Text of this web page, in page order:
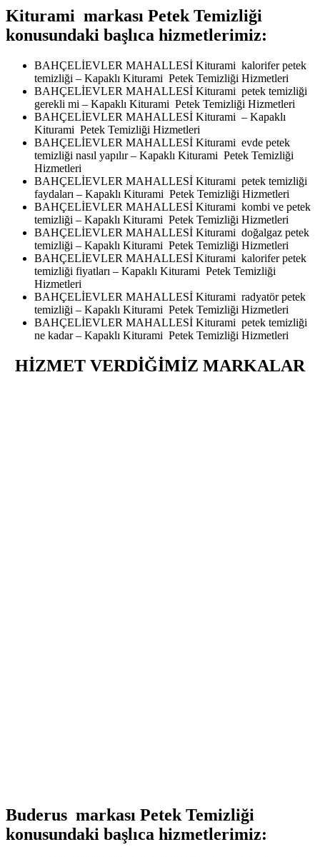
Kiturami markası Petek Temizliği
konusundaki başlıca hizmetlerimiz:
BAHÇELİEVLER MAHALLESİ Kiturami kalorifer petek
temizliği – Kapaklı Kiturami Petek Temizliği Hizmetleri
BAHÇELİEVLER MAHALLESİ Kiturami petek temizliği
gerekli mi – Kapaklı Kiturami Petek Temizliği Hizmetleri
BAHÇELİEVLER MAHALLESİ Kiturami – Kapaklı
Kiturami Petek Temizliği Hizmetleri
BAHÇELİEVLER MAHALLESİ Kiturami evde petek
temizliği nasıl yapılır – Kapaklı Kiturami Petek Temizliği
Hizmetleri
BAHÇELİEVLER MAHALLESİ Kiturami petek temizliği
faydaları – Kapaklı Kiturami Petek Temizliği Hizmetleri
BAHÇELİEVLER MAHALLESİ Kiturami kombi ve petek
temizliği – Kapaklı Kiturami Petek Temizliği Hizmetleri
BAHÇELİEVLER MAHALLESİ Kiturami doğalgaz petek
temizliği – Kapaklı Kiturami Petek Temizliği Hizmetleri
BAHÇELİEVLER MAHALLESİ Kiturami kalorifer petek
temizliği fiyatları – Kapaklı Kiturami Petek Temizliği
Hizmetleri
BAHÇELİEVLER MAHALLESİ Kiturami radyatör petek
temizliği – Kapaklı Kiturami Petek Temizliği Hizmetleri
BAHÇELİEVLER MAHALLESİ Kiturami petek temizliği
ne kadar – Kapaklı Kiturami Petek Temizliği Hizmetleri
HİZMET VERDİĞİMİZ MARKALAR
Buderus markası Petek Temizliği
konusundaki başlıca hizmetlerimiz: